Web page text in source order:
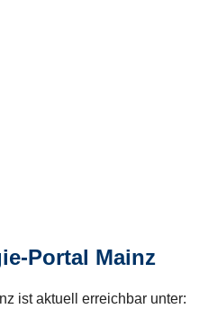
Portal Mainz
ist aktuell erreichbar unter: